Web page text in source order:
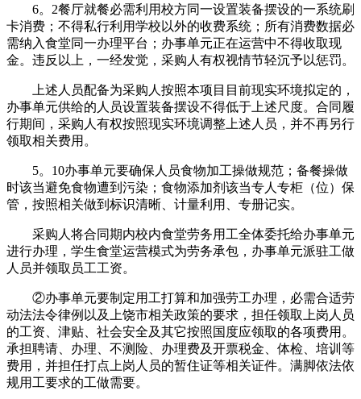
6。2餐厅就餐必需利用校方同一设置装备摆设的一系统刷
卡消费；不得私行利用学校以外的收费系统；所有消费数据必
需纳入食堂同一办理平台；办事单元正在运营中不得收取现
金。违反以上，一经发觉，采购人有权视情节轻沉予以惩罚。
上述人员配备为采购人按照本项目目前现实环境拟定的，
办事单元供给的人员设置装备摆设不得低于上述尺度。合同履
行期间，采购人有权按照现实环境调整上述人员，并不再另行
领取相关费用。
5。10办事单元要确保人员食物加工操做规范；备餐操做
时该当避免食物遭到污染；食物添加剂该当专人专柜（位）保
管，按照相关做到标识清晰、计量利用、专册记实。
采购人将合同期内校内食堂劳务用工全体委托给办事单元
进行办理，学生食堂运营模式为劳务承包，办事单元派驻工做
人员并领取员工工资。
②办事单元要制定用工打算和加强劳工办理，必需合适劳
动法法令律例以及上饶市相关政策的要求，担任领取上岗人员
的工资、津贴、社会安全及其它按照国度应领取的各项费用。
承担聘请、办理、不测险、办理费及开票税金、体检、培训等
费用，并担任打点上岗人员的暂住证等相关证件。满脚依法依
规用工要求的工做需要。